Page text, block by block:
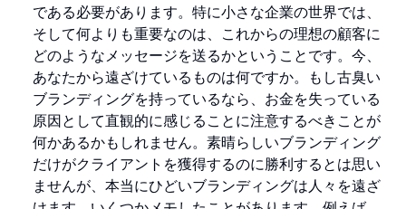
である必要があります。特に小さな企業の世界では、
そして何よりも重要なのは、これからの理想の顧客に
どのようなメッセージを送るかということです。今、
あなたから遠ざけているものは何ですか。もし古臭い
ブランディングを持っているなら、お金を失っている
原因として直観的に感じることに注意するべきことが
何かあるかもしれません。素晴らしいブランディング
だけがクライアントを獲得するのに勝利するとは思い
ませんが、本当にひどいブランディングは人々を遠ざ